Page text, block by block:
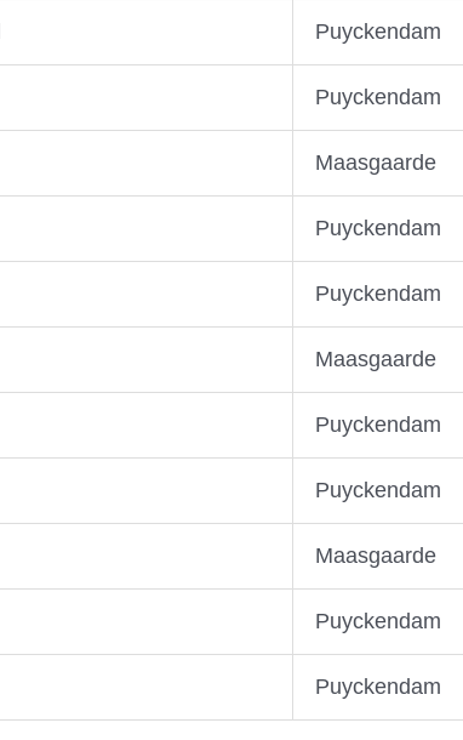
Puyckendam
Puyckendam
Maasgaarde
Puyckendam
Puyckendam
Maasgaarde
Puyckendam
Puyckendam
Maasgaarde
Puyckendam
Puyckendam